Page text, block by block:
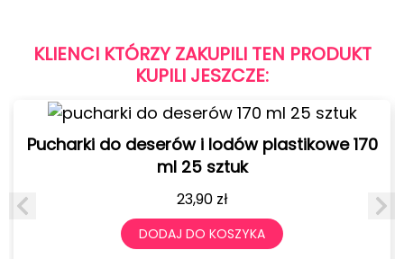
KLIENCI KTÓRZY ZAKUPILI TEN PRODUKT
KUPILI JESZCZE:
Pucharki do deserów i lodów plastikowe 170
ml 25 sztuk
23,90 zł
DODAJ DO KOSZYKA